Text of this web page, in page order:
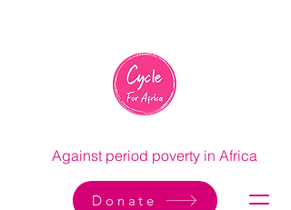
Against period poverty in Africa
Donate